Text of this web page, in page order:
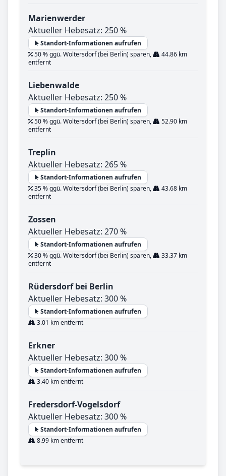
Marienwerder
Aktueller Hebesatz: 250 %
Standort-Informationen aufrufen
50 % ggü. Woltersdorf (bei Berlin) sparen,
44.86 km
entfernt
Liebenwalde
Aktueller Hebesatz: 250 %
Standort-Informationen aufrufen
50 % ggü. Woltersdorf (bei Berlin) sparen,
52.90 km
entfernt
Treplin
Aktueller Hebesatz: 265 %
Standort-Informationen aufrufen
35 % ggü. Woltersdorf (bei Berlin) sparen,
43.68 km
entfernt
Zossen
Aktueller Hebesatz: 270 %
Standort-Informationen aufrufen
30 % ggü. Woltersdorf (bei Berlin) sparen,
33.37 km
entfernt
Rüdersdorf bei Berlin
Aktueller Hebesatz: 300 %
Standort-Informationen aufrufen
3.01 km entfernt
Erkner
Aktueller Hebesatz: 300 %
Standort-Informationen aufrufen
3.40 km entfernt
Fredersdorf-Vogelsdorf
Aktueller Hebesatz: 300 %
Standort-Informationen aufrufen
8.99 km entfernt